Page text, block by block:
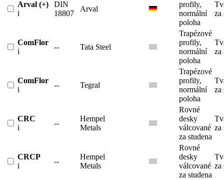
Arval (+)
i
DIN
18807
Arval
profily,
normální
poloha
za
ComFlor
i
-- Tata Steel
Trapézové
profily,
normální
poloha
za
ComFlor
i
-- Tegral
Trapézové
profily,
normální
poloha
za
CRC
i
--
Hempel
Metals
Rovné
desky
válcované
za studena
za
CRCP
i
--
Hempel
Metals
Rovné
desky
válcované
za studena
za